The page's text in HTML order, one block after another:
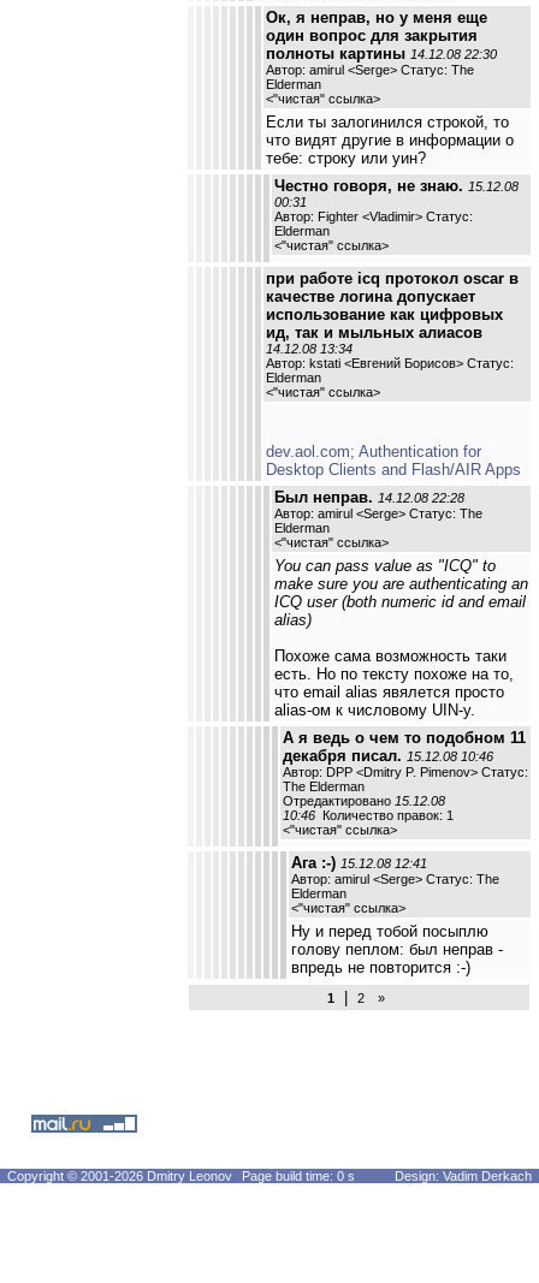
Ок, я неправ, но у меня еще
один вопрос для закрытия
полноты картины 14.12.08 22:30
Автор: amirul <Serge> Статус: The
Elderman
<"чистая" ссылка>
Если ты залогинился строкой, то
что видят другие в информации о
тебе: строку или уин?
Честно говоря, не знаю. 15.12.08
00:31
Автор: Fighter <Vladimir> Статус:
Elderman
<"чистая" ссылка>
при работе icq протокол oscar в
качестве логина допускает
использование как цифровых
ид, так и мыльных алиасов
14.12.08 13:34
Автор: kstati <Евгений Борисов> Статус:
Elderman
<"чистая" ссылка>
dev.aol.com; Authentication for
Desktop Clients and Flash/AIR Apps
Был неправ. 14.12.08 22:28
Автор: amirul <Serge> Статус: The
Elderman
<"чистая" ссылка>
You can pass value as "ICQ" to
make sure you are authenticating an
ICQ user (both numeric id and email
alias)
Похоже сама возможность таки
есть. Но по тексту похоже на то,
что email alias явялется просто
alias-ом к числовому UIN-у.
А я ведь о чем то подобном 11
декабря писал. 15.12.08 10:46
Автор: DPP <Dmitry P. Pimenov> Статус:
The Elderman
Отредактировано 15.12.08
10:46 Количество правок: 1
<"чистая" ссылка>
Ага :-) 15.12.08 12:41
Автор: amirul <Serge> Статус: The
Elderman
<"чистая" ссылка>
Ну и перед тобой посыплю
голову пеплом: был неправ -
впредь не повторится :-)
1| 2 »
Copyright © 2001-2026 Dmitry Leonov Page build time: 0 s Design: Vadim Derkach